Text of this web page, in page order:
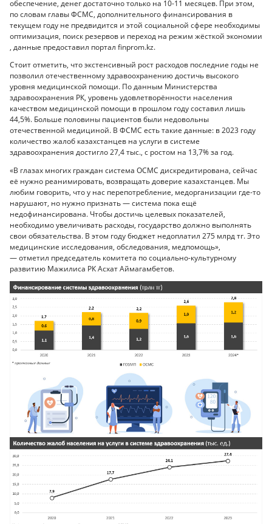
обеспечение, денег достаточно только на 10-11 месяцев. При этом,
по словам главы ФСМС, дополнительного финансирования в
текущем году не предвидится и этой социальной сфере необходимы
оптимизация, поиск резервов и переход на режим жёсткой экономии
, данные предоставил портал finprom.kz.
Стоит отметить, что экстенсивный рост расходов последние годы не
позволил отечественному здравоохранению достичь высокого
уровня медицинской помощи. По данным Министерства
здравоохранения РК, уровень удовлетворённости населения
качеством медицинской помощи в прошлом году составил лишь
44,5%. Больше половины пациентов были недовольны
отечественной медициной. В ФСМС есть такие данные: в 2023 году
количество жалоб казахстанцев на услуги в системе
здравоохранения достигло 27,4 тыс., с ростом на 13,7% за год.
«В глазах многих граждан система ОСМС дискредитирована, сейчас
её нужно реанимировать, возвращать доверие казахстанцев. Мы
любим говорить, что у нас перепотребление, медорганизации где-то
нарушают, но нужно признать — система пока ещё
недофинансирована. Чтобы достичь целевых показателей,
необходимо увеличивать расходы, государство должно выполнять
свои обязательства. В этом году бюджет недоплатил 275 млрд тг. Это
медицинские исследования, обследования, медпомощь»,
— отметил председатель комитета по социально-культурному
развитию Мажилиса РК Асхат Аймагамбетов.